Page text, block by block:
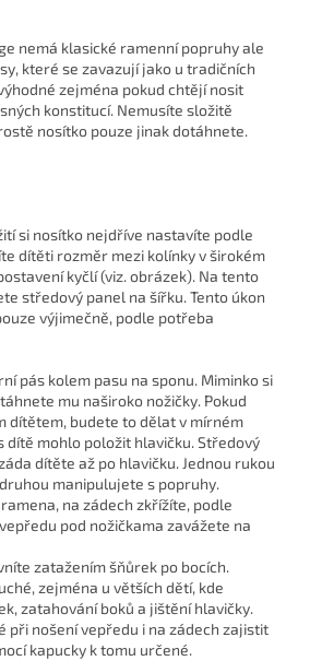
nemá klasické ramenní popruhy ale
které se zavazují jako u tradičních
zejména pokud chtějí nosit
konstitucí. Nemusíte složitě
nosítko pouze jinak dotáhnete.
si nosítko nejdříve nastavíte podle
dítěti rozměr mezi kolínky v širokém
kyčlí (viz. obrázek). Na tento
středový panel na šířku. Tento úkon
výjimečně, podle potřeba
pás kolem pasu na sponu. Miminko si
mu naširoko nožičky. Pokud
dítětem, budete to dělat v mírném
dítě mohlo položit hlavičku. Středový
dítěte až po hlavičku. Jednou rukou
manipulujete s popruhy.
na zádech zkřížíte, podle
pod nožičkama zavážete na
zatažením šňůrek po bocích.
zejména u větších dětí, kde
zatahování boků a jištění hlavičky.
při nošení vepředu i na zádech zajistit
kapucky k tomu určené.